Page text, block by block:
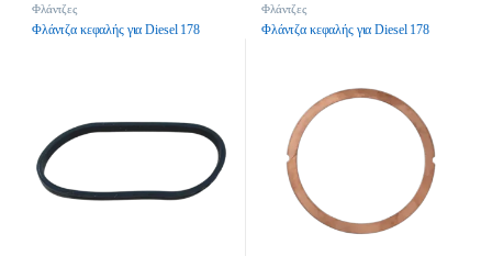
Φλάντζες
Φλάντζα κεφαλής για Diesel 178
Φλάντζες
Φλάντζα κεφαλής για Diesel 178